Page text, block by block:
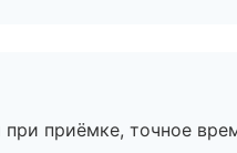
приёмке, точное